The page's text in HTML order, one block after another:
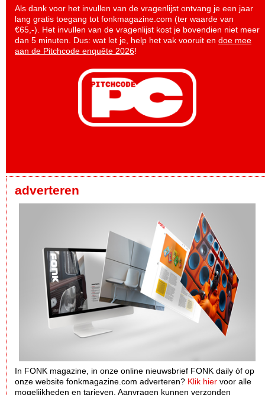
Als dank voor het invullen van de vragenlijst ontvang je een jaar
lang gratis toegang tot fonkmagazine.com (ter waarde van
€65,-). Het invullen van de vragenlijst kost je bovendien niet meer
dan 5 minuten. Dus: wat let je, help het vak vooruit en doe mee
aan de Pitchcode enquête 2026!
adverteren
In FONK magazine, in onze online nieuwsbrief FONK daily óf op
onze website fonkmagazine.com adverteren? Klik hier voor alle
mogelijkheden en tarieven. Aanvragen kunnen verzonden